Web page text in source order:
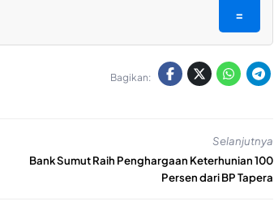
=
Bagikan:
Selanjutnya
Bank Sumut Raih Penghargaan Keterhunian 100
Persen dari BP Tapera